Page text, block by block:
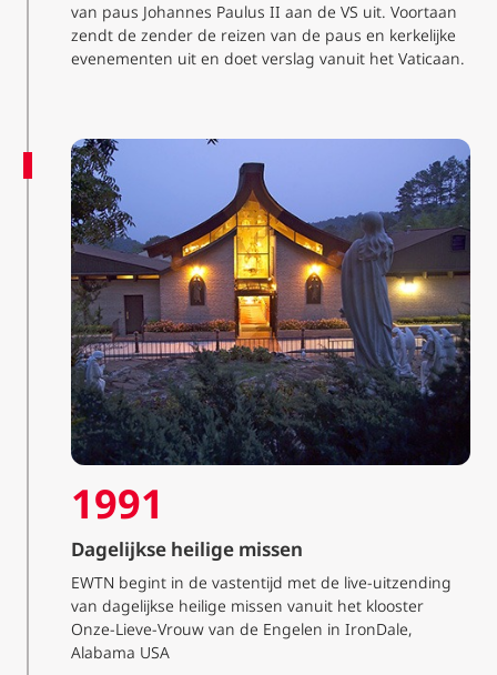
van paus Johannes Paulus II aan de VS uit. Voortaan
zendt de zender de reizen van de paus en kerkelijke
evenementen uit en doet verslag vanuit het Vaticaan.
1991
Dagelijkse heilige missen
EWTN begint in de vastentijd met de live-uitzending
van dagelijkse heilige missen vanuit het klooster
Onze-Lieve-Vrouw van de Engelen in IronDale,
Alabama USA